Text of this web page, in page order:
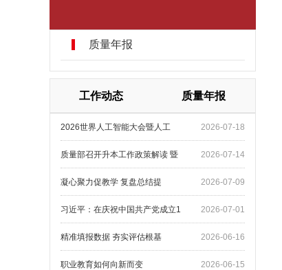
质量年报
工作动态 质量年报
2026-07-18
2026世界人工智能大会暨人工
2026-07-14
质量部召开升本工作政策解读 暨
2026-07-09
凝心聚力促教学 复盘总结提
2026-07-01
习近平：在庆祝中国共产党成立1
2026-06-16
精准填报数据 夯实评估根基
2026-06-15
职业教育如何向新而变